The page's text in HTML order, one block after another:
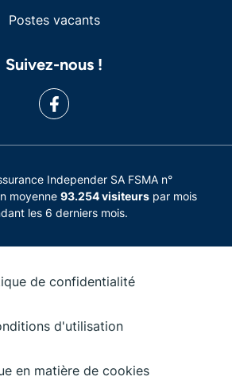
Postes vacants
Suivez-nous !
Independer SA FSMA n°
moyenne 93.254 visiteurs par mois
les 6 derniers mois.
de confidentialité
d'utilisation
en matière de cookies